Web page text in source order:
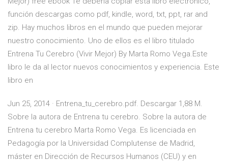
función descargas como pdf, kindle, word, txt, ppt, rar and
zip. Hay muchos libros en el mundo que pueden mejorar
nuestro conocimiento. Uno de ellos es el libro titulado
Entrena Tu Cerebro (Vivir Mejor) By Marta Romo Vega.Este
libro le da al lector nuevos conocimientos y experiencia. Este
libro en
Jun 25, 2014 · Entrena_tu_cerebro.pdf. Descargar 1,88 M.
Sobre la autora de Entrena tu cerebro. Sobre la autora de
Entrena tu cerebro Marta Romo Vega. Es licenciada en
Pedagogía por la Universidad Complutense de Madrid,
máster en Dirección de Recursos Humanos (CEU) y en